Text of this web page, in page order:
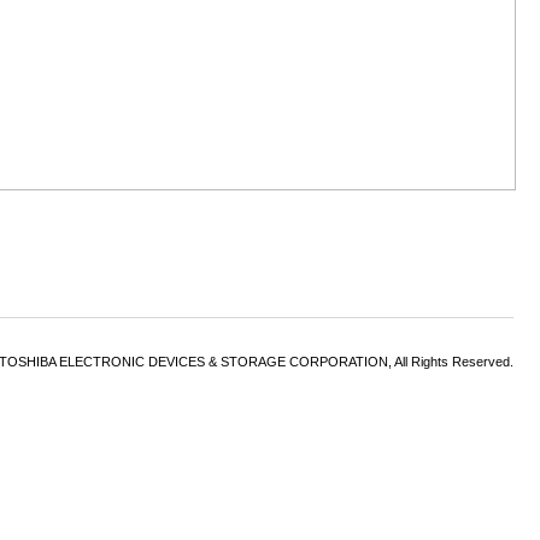
ELECTRONIC DEVICES & STORAGE CORPORATION, All Rights Reserved.